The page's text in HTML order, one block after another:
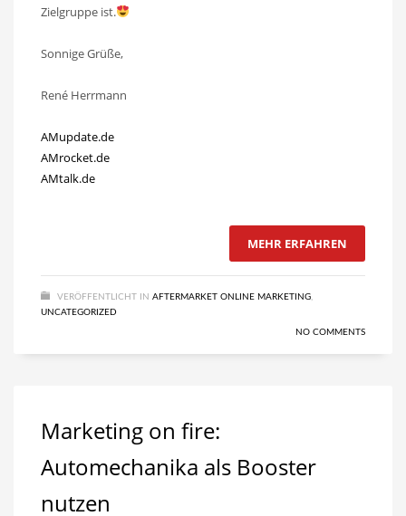
Zielgruppe ist.
Sonnige Grüße,
René Herrmann
AMupdate.de
AMrocket.de
AMtalk.de
MEHR ERFAHREN
VERÖFFENTLICHT IN AFTERMARKET ONLINE MARKETING
UNCATEGORIZED
NO COMMENTS
Marketing on fire:
Automechanika als Booster
nutzen